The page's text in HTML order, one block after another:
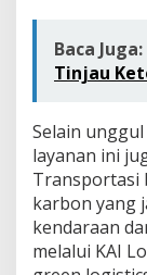
Baca Juga:
Tinjau
Selain
layanan ini
Transportasi
karbon yang
kendaraan
melalui KAI